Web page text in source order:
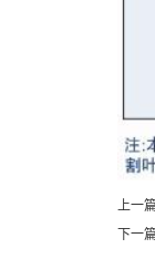
上一
下一